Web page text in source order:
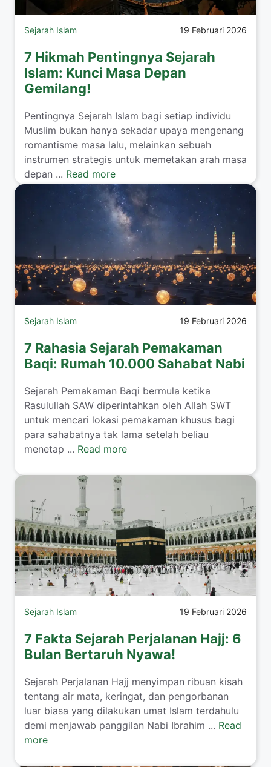
Sejarah Islam 19 Februari 2026
7 Hikmah Pentingnya Sejarah
Islam: Kunci Masa Depan
Gemilang!
Pentingnya Sejarah Islam bagi setiap individu
Muslim bukan hanya sekadar upaya mengenang
romantisme masa lalu, melainkan sebuah
instrumen strategis untuk memetakan arah masa
depan ... Read more
Sejarah Islam 19 Februari 2026
7 Rahasia Sejarah Pemakaman
Baqi: Rumah 10.000 Sahabat Nabi
Sejarah Pemakaman Baqi bermula ketika
Rasulullah SAW diperintahkan oleh Allah SWT
untuk mencari lokasi pemakaman khusus bagi
para sahabatnya tak lama setelah beliau
menetap ... Read more
Sejarah Islam 19 Februari 2026
7 Fakta Sejarah Perjalanan Hajj: 6
Bulan Bertaruh Nyawa!
Sejarah Perjalanan Hajj menyimpan ribuan kisah
tentang air mata, keringat, dan pengorbanan
luar biasa yang dilakukan umat Islam terdahulu
demi menjawab panggilan Nabi Ibrahim ... Read
more